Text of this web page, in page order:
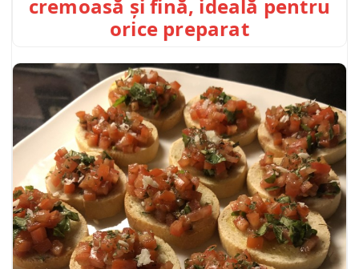
cremoasă și fină, ideală pentru
orice preparat